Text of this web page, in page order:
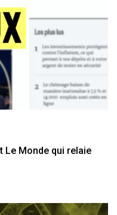
Le Monde qui relaie